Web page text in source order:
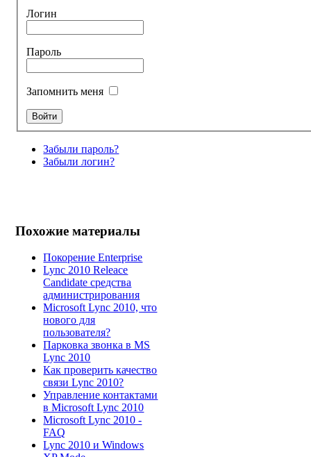
Логин
Пароль
Запомнить меня
Забыли пароль?
Забыли логин?
Похожие материалы
Покорение Enterprise
Lync 2010 Releace
Candidate средства
администрирования
Microsoft Lync 2010, что
нового для
пользователя?
Парковка звонка в MS
Lync 2010
Как проверить качество
связи Lync 2010?
Управление контактами
в Microsoft Lync 2010
Microsoft Lync 2010 -
FAQ
Lync 2010 и Windows